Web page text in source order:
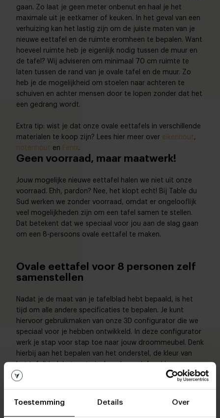
Toestemming Details Over
gaan. Zo laat je geen meter onbenut en haal je het
maximale uit je eetkamer of keuken. In het geval van een
verhuizing kan het lastig zijn om de juiste maten van je
nieuwe eettafel en de ruimte eromheen te bepalen. Want
hoeveel ruimte heb je eigenlijk nodig tussen de muur en
de tafel? Wij adviseren om minimaal 70 cm ruimte te
laten tussen de rand van je ovale tafel en de muur. Zo
heb je de mogelijkheid om stoelen naar achteren te
schuiven en achter mensen door te lopen zonder dat het
een gedrang wordt.
Extra tip: wist je dat onze ovale eettafels in verschillende
materialen te koop zijn? Lees hier meer over eikenhout,
notenhout en Fenix.
Geen voorraad, maar maatwerk!
Jouw mogelijke nieuwe eettafel halen we niet uit onze
voorraad. Ehh, pardon? Nee, het klopt echt! Bij Table du
Sud werken we zonder voorraad, omdat er ongelooflijk
veel mogelijkheden zijn om een tafel samen te stellen.
Dat betekent dat we speciaal voor jou aan de slag gaan
om een 8-persoons ovale eettafel te maken.
Ovale eettafel voor 8 personen zelf
samenstellen
Nadat je de maat van je tafelblad hebt bepaald, is het
tijd om alle andere specificaties te bepalen. Je kunt
hiervoor gebruikmaken van onze 3D configurator die we
speciaal voor je hebben ontwikkeld. In deze configurator
werk je stap voor stap toe naar jouw droommeubel. Denk
hierbij aan het bepalen van het onderstel, de kleur van
het tafelblad, het materiaal en de randafwerking.
Uiteraard kun je ook langskomen om een gedeelte van
woonwinkels hoef je geen afspraak te maken. Wil je